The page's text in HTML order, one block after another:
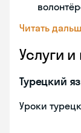
Читать
Услуги
Турецкий
Уроки